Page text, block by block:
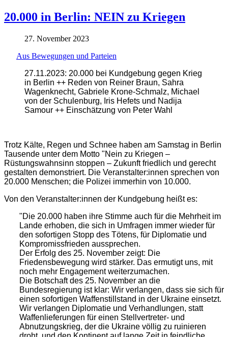
20.000 in Berlin: NEIN zu Kriegen
27. November 2023
Aus Bewegungen und Parteien
27.11.2023: 20.000 bei Kundgebung gegen Krieg
in Berlin ++ Reden von Reiner Braun, Sahra
Wagenknecht, Gabriele Krone-Schmalz, Michael
von der Schulenburg, Iris Hefets und Nadija
Samour ++ Einschätzung von Peter Wahl
Trotz Kälte, Regen und Schnee haben am Samstag in Berlin
Tausende unter dem Motto "Nein zu Kriegen –
Rüstungswahnsinn stoppen – Zukunft friedlich und gerecht
gestalten demonstriert. Die Veranstalter:innen sprechen von
20.000 Menschen; die Polizei immerhin von 10.000.
Von den Veranstalter:innen der Kundgebung heißt es:
"Die 20.000 haben ihre Stimme auch für die Mehrheit im
Lande erhoben, die sich in Umfragen immer wieder für
den sofortigen Stopp des Tötens, für Diplomatie und
Kompromissfrieden aussprechen.
Der Erfolg des 25. November zeigt: Die
Friedensbewegung wird stärker. Das ermutigt uns, mit
noch mehr Engagement weiterzumachen.
Die Botschaft des 25. November an die
Bundesregierung ist klar: Wir verlangen, dass sie sich für
einen sofortigen Waffenstillstand in der Ukraine einsetzt.
Wir verlangen Diplomatie und Verhandlungen, statt
Waffenlieferungen für einen Stellvertreter- und
Abnutzungskrieg, der die Ukraine völlig zu ruinieren